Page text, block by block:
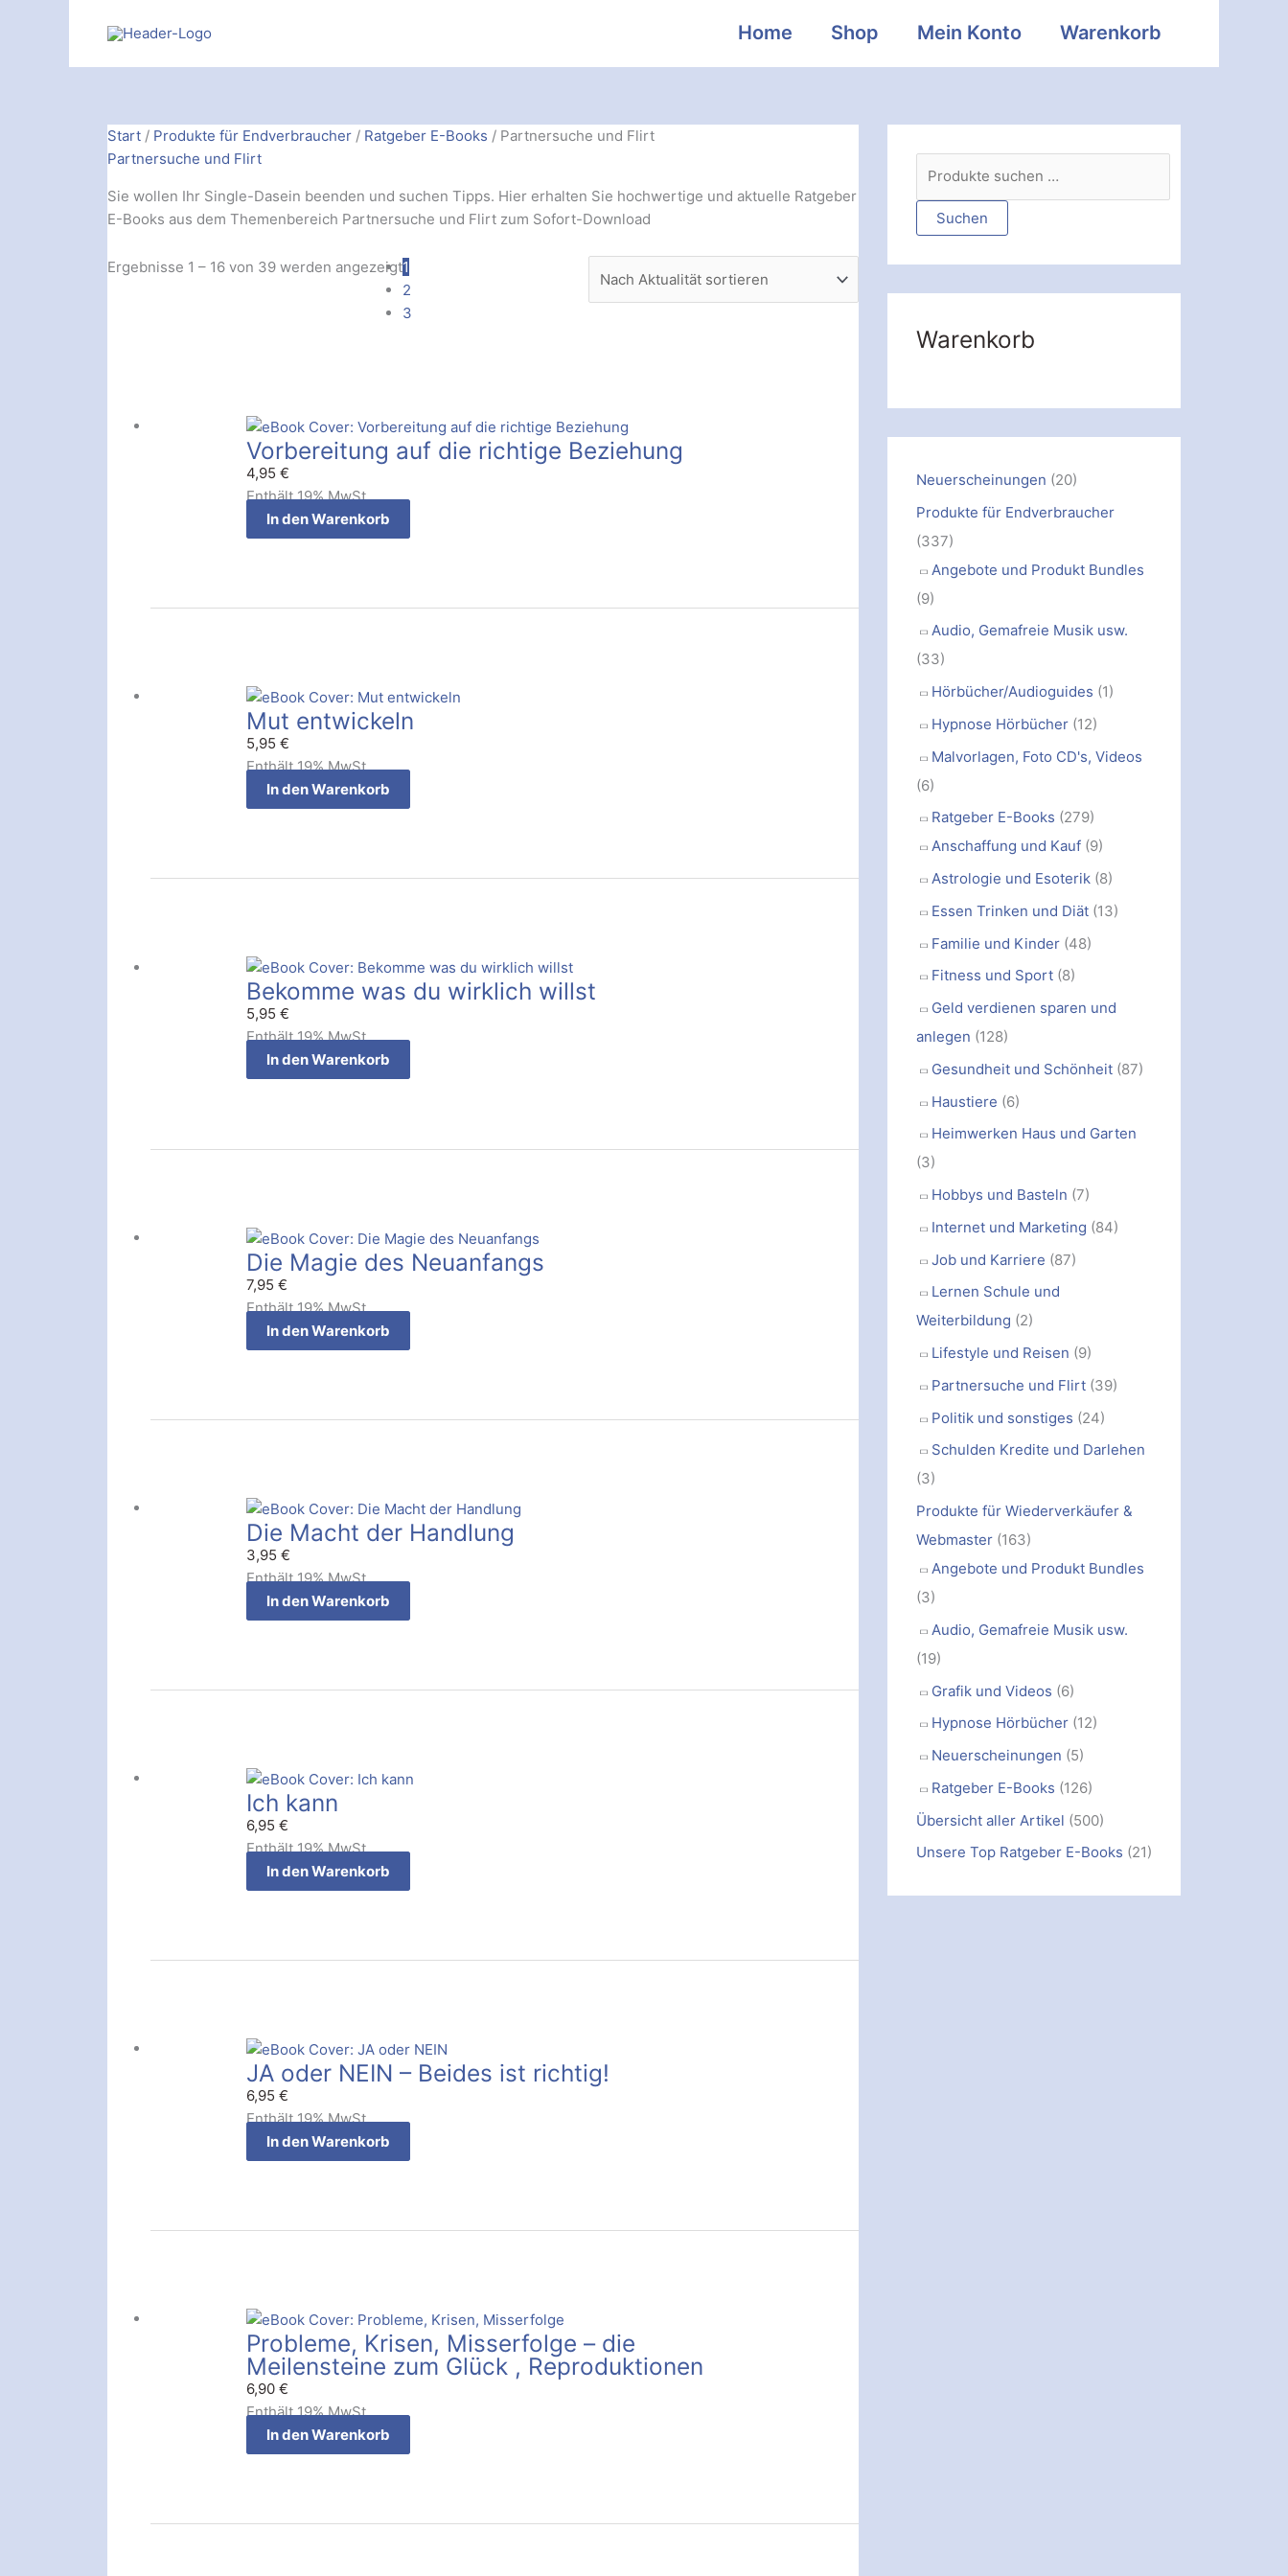
Home Shop Mein Konto Warenkorb
Start / Produkte für Endverbraucher / Ratgeber E-Books / Partnersuche und Flirt
Partnersuche und Flirt
Sie wollen Ihr Single-Dasein beenden und suchen Tipps. Hier erhalten Sie hochwertige und aktuelle Ratgeber
E-Books aus dem Themenbereich Partnersuche und Flirt zum Sofort-Download
Ergebnisse 1 – 16 von 39 werden angezeigt
Nach
Vorbereitung auf die richtige Beziehung
4,95€
Enthält 19% MwSt.
In den Warenkorb
Mut entwickeln
5,95€
Enthält 19% MwSt.
In den Warenkorb
Bekomme was du wirklich willst
5,95€
Enthält 19% MwSt.
In den Warenkorb
Die Magie des Neuanfangs
7,95€
Enthält 19% MwSt.
In den Warenkorb
Die Macht der Handlung
3,95€
Enthält 19% MwSt.
In den Warenkorb
Ich kann
6,95€
Enthält 19% MwSt.
In den Warenkorb
JA oder NEIN – Beides ist richtig!
6,95€
Enthält 19% MwSt.
In den Warenkorb
Probleme, Krisen, Misserfolge – die
Meilensteine zum Glück , Reproduktionen
6,90€
Enthält 19% MwSt.
In den Warenkorb
1
2
3
c
a
Suchen
Warenkorb
Neuerscheinungen (20)
Produkte für Endverbraucher
(337)
Angebote und Produkt Bundles
(9)
Audio, Gemafreie Musik usw.
(33)
Hörbücher/Audioguides (1)
Hypnose Hörbücher (12)
Malvorlagen, Foto CD's, Videos
(6)
Ratgeber E-Books (279)
Anschaffung und Kauf (9)
Astrologie und Esoterik (8)
Essen Trinken und Diät (13)
Familie und Kinder (48)
Fitness und Sport (8)
Geld verdienen sparen und
anlegen (128)
Gesundheit und Schönheit (87)
Haustiere (6)
Heimwerken Haus und Garten
(3)
Hobbys und Basteln (7)
Internet und Marketing (84)
Job und Karriere (87)
Lernen Schule und
Weiterbildung (2)
Lifestyle und Reisen (9)
Partnersuche und Flirt (39)
Politik und sonstiges (24)
Schulden Kredite und Darlehen
(3)
Produkte für Wiederverkäufer &
Webmaster (163)
Angebote und Produkt Bundles
(3)
Audio, Gemafreie Musik usw.
(19)
Grafik und Videos (6)
Hypnose Hörbücher (12)
Neuerscheinungen (5)
Ratgeber E-Books (126)
Übersicht aller Artikel (500)
Unsere Top Ratgeber E-Books (21)